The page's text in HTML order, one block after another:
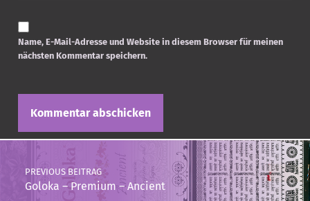
Name, E-Mail-Adresse und Website in diesem Browser für meinen
nächsten Kommentar speichern.
Post navigation
PREVIOUS BEITRAG
Goloka – Premium – Ancient